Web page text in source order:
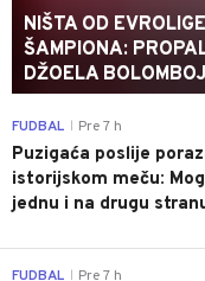
NIŠTA OD
ŠAMPIONA:
DŽOELA
FUDBAL Pre 7 h
Puzigaća poslije
istorijskom meču:
jednu i na drugu
FUDBAL Pre 7 h